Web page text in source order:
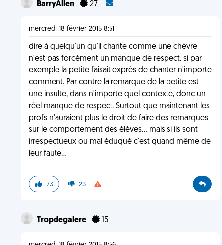
BarryAllen 27
mercredi 18 février 2015 8:51
dire à quelqu'un qu'il chante comme une chèvre
n'est pas forcément un manque de respect, si par
exemple la petite faisait exprès de chanter n'importe
comment. Par contre la remarque de la petite est
une insulte, dans n'importe quel contexte, donc un
réel manque de respect. Surtout que maintenant les
profs n'auraient plus le droit de faire des remarques
sur le comportement des élèves... mais si ils sont
irrespectueux ou mal éduqué c'est quand même de
leur faute...
73 23
Tropdegalere 15